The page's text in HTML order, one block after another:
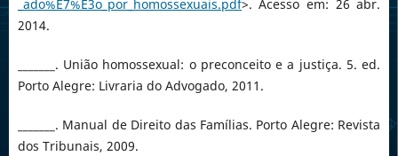
_ado%E7%E3o_por_homossexuais.pdf>. Acesso em: 26 abr.
2014.
_______. União homossexual: o preconceito e a justiça. 5. ed.
Porto Alegre: Livraria do Advogado, 2011.
_______. Manual de Direito das Famílias. Porto Alegre: Revista
dos Tribunais, 2009.